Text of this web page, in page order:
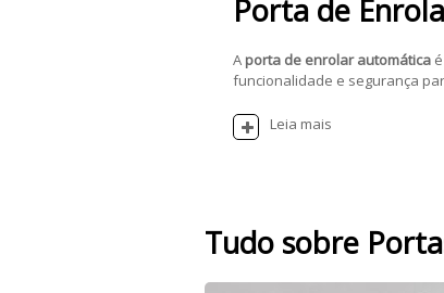
Porta de
A porta de enrolar automática
funcionalidade e segurança
Leia mais
Tudo sobre